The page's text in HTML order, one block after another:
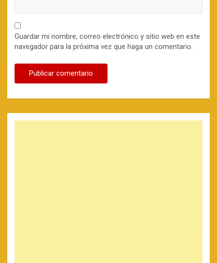
Guardar mi nombre, correo electrónico y sitio web en este
navegador para la próxima vez que haga un comentario.